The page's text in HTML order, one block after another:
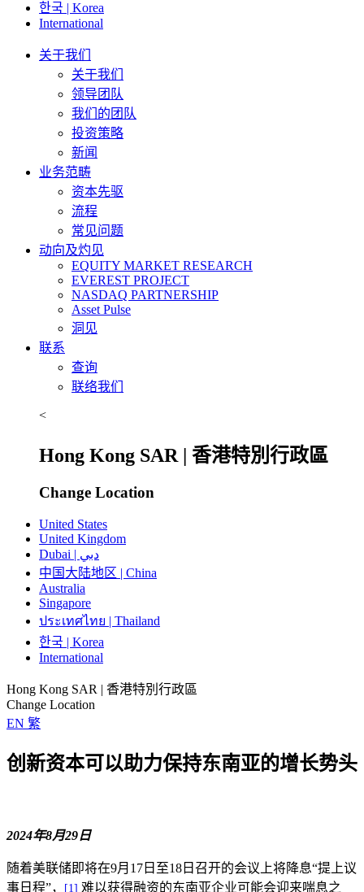
한국 | Korea
International
关于我们
关于我们
领导团队
我们的团队
投资策略
新闻
业务范畴
资本先驱
流程
常见问题
动向及灼见
EQUITY MARKET RESEARCH
EVEREST PROJECT
NASDAQ PARTNERSHIP
Asset Pulse
洞见
联系
查询
联络我们
<
Hong Kong SAR | 香港特別行政區
Change Location
United States
United Kingdom
Dubai | دبي
中国大陆地区 | China
Australia
Singapore
ประเทศไทย | Thailand
한국 | Korea
International
Hong Kong SAR | 香港特別行政區
Change Location
EN 繁
创新资本可以助力保持东南亚的增长势头
2024年8月29日
随着美联储即将在9月17日至18日召开的会议上将降息“提上议
事日程”，
[1] 难以获得融资的东南亚企业可能会迎来喘息之